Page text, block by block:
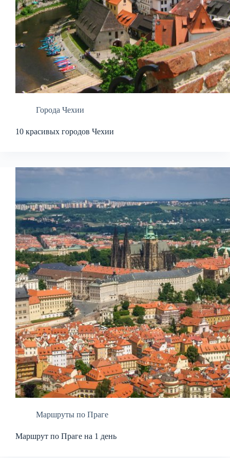
Города Чехии
10 красивых городов Чехии
Маршруты по Праге
Маршрут по Праге на 1 день